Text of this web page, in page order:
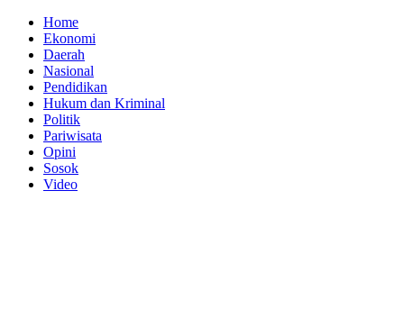
Home
Ekonomi
Daerah
Nasional
Pendidikan
Hukum dan Kriminal
Politik
Pariwisata
Opini
Sosok
Video